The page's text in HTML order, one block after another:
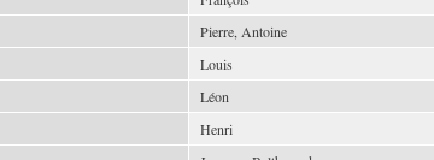
Pierre, Antoine
Louis
Léon
Henri